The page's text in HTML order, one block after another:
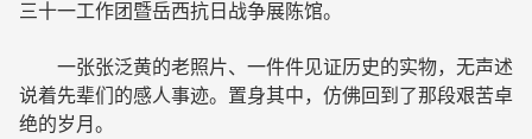
三十一工作团暨岳西抗日战争展陈馆。
一张张泛黄的老照片、一件件见证历史的实物，无声述
说着先辈们的感人事迹。置身其中，仿佛回到了那段艰苦卓
绝的岁月。